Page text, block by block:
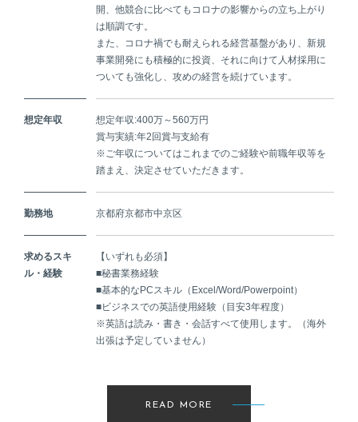
開、他競合に比べてもコロナの影響からの立ち上がり
は順調です。
また、コロナ禍でも耐えられる経営基盤があり、新規
事業開発にも積極的に投資、それに向けて人材採用に
ついても強化し、攻めの経営を続けています。
想定年収
想定年収:400万～560万円
賞与実績:年2回賞与支給有
※ご年収についてはこれまでのご経験や前職年収等を
踏まえ、決定させていただきます。
勤務地 京都府京都市中京区
求めるスキ
ル・経験
【いずれも必須】
■秘書業務経験
■基本的なPCスキル（Excel/Word/Powerpoint）
■ビジネスでの英語使用経験（目安3年程度）
※英語は読み・書き・会話すべて使用します。（海外
出張は予定していません）
READ MORE